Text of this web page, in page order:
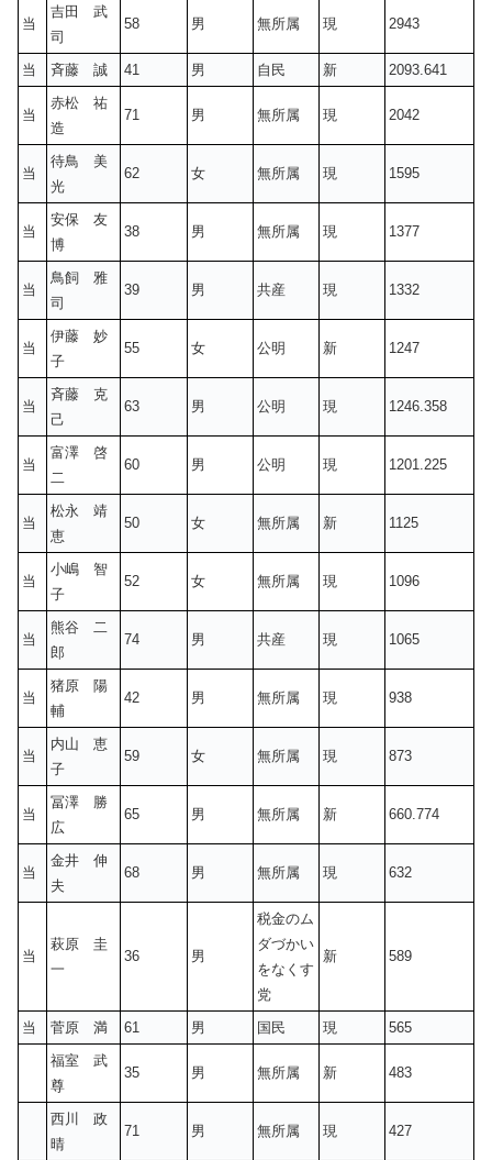
当
吉田 武
司
58 男 無所属 現 2943
当 斉藤 誠 41 男 自民 新 2093.641
当
赤松 祐
造
71 男 無所属 現 2042
当
待鳥 美
光
62 女 無所属 現 1595
当
安保 友
博
38 男 無所属 現 1377
当
鳥飼 雅
司
39 男 共産 現 1332
当
伊藤 妙
子
55 女 公明 新 1247
当
斉藤 克
己
63 男 公明 現 1246.358
当
富澤 啓
二
60 男 公明 現 1201.225
当
松永 靖
恵
50 女 無所属 新 1125
当
小嶋 智
子
52 女 無所属 現 1096
当
熊谷 二
郎
74 男 共産 現 1065
当
猪原 陽
輔
42 男 無所属 現 938
当
内山 恵
子
59 女 無所属 現 873
当
冨澤 勝
広
65 男 無所属 新 660.774
当
金井 伸
夫
68 男 無所属 現 632
当
萩原 圭
一
36 男
税金のム
ダづかい
をなくす
党
新 589
当 菅原 満 61 男 国民 現
565
福室 武
尊
35 男 無所属 新 483
西川 政
晴
71 男 無所属 現 427